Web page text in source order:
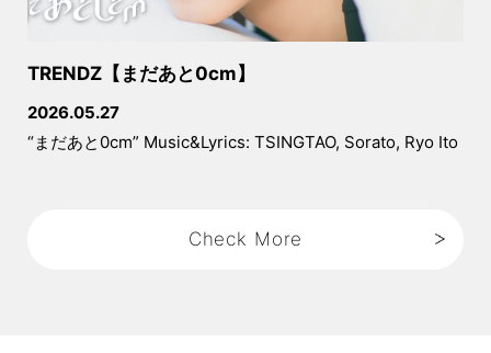
まだ間に合う!コーライティングセッシ
料!)応募〆切は7/14です
TRENDZ【まだあと0cm】
2026.05.27
“まだあと0cm” Music&Lyrics: TSINGTAO, Sorato, Ryo Ito
Check More